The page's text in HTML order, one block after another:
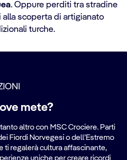
. Oppure perditi tra stradine
scoperta di artigianato
turche.
mete?
altro con MSC Crociere. Parti
Fiordi Norvegesi o dell’Estremo
ti regalerà cultura affascinante,